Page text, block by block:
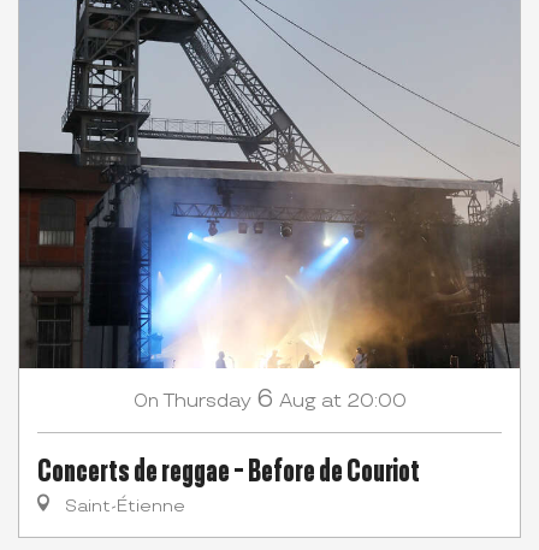
On Thursday 6 Aug at 20:00
Concerts de reggae - Before de Couriot
Saint-Étienne